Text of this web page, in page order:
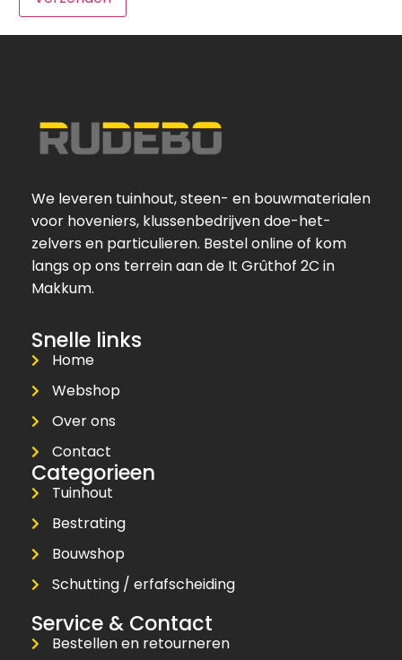
We leveren tuinhout, steen- en bouwmaterialen
voor hoveniers, klussenbedrijven doe-het-
zelvers en particulieren. Bestel online of kom
langs op ons terrein aan de It Grûthof 2C in
Makkum.
Snelle links
Home
Webshop
Over ons
Contact
Categorieen
Tuinhout
Bestrating
Bouwshop
Schutting / erfafscheiding
Service & Contact
Bestellen en retourneren